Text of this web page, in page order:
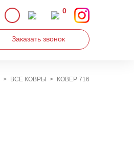
0
Заказать звонок
ВСЕ КОВРЫ КОВЕР 716